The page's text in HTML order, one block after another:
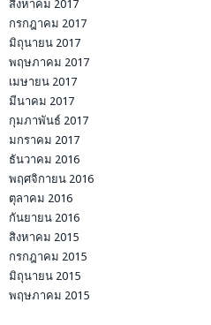
สิงหาคม 2017
กรกฎาคม 2017
มิถุนายน 2017
พฤษภาคม 2017
เมษายน 2017
มีนาคม 2017
กุมภาพันธ์ 2017
มกราคม 2017
ธันวาคม 2016
พฤศจิกายน 2016
ตุลาคม 2016
กันยายน 2016
สิงหาคม 2015
กรกฎาคม 2015
มิถุนายน 2015
พฤษภาคม 2015